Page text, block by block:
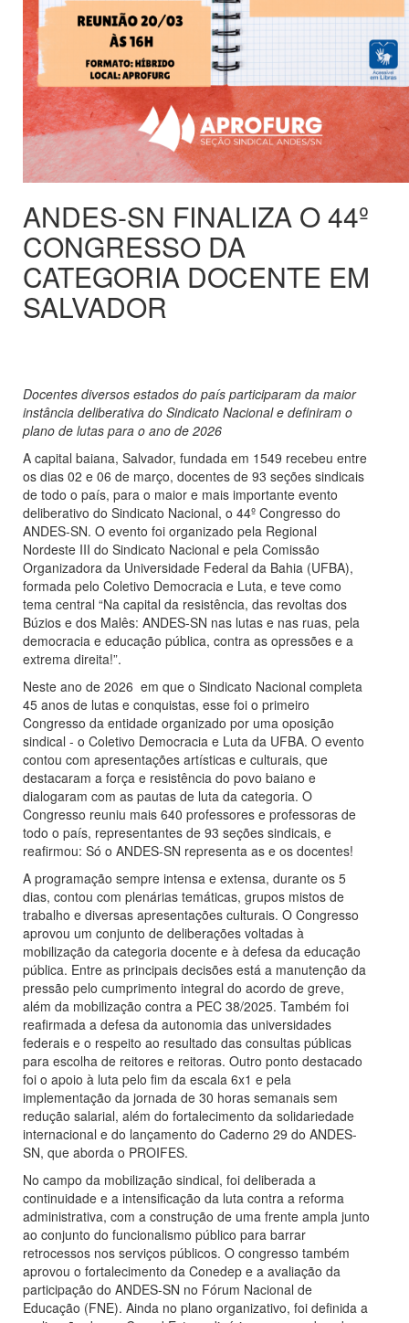
ANDES-SN FINALIZA O 44º
CONGRESSO DA
CATEGORIA DOCENTE EM
SALVADOR
Docentes diversos estados do país participaram da maior
instância deliberativa do Sindicato Nacional e definiram o
plano de lutas para o ano de 2026
A capital baiana, Salvador, fundada em 1549 recebeu entre
os dias 02 e 06 de março, docentes de 93 seções sindicais
de todo o país, para o maior e mais importante evento
deliberativo do Sindicato Nacional, o 44º Congresso do
ANDES-SN. O evento foi organizado pela Regional
Nordeste III do Sindicato Nacional e pela Comissão
Organizadora da Universidade Federal da Bahia (UFBA),
formada pelo Coletivo Democracia e Luta, e teve como
tema central “Na capital da resistência, das revoltas dos
Búzios e dos Malês: ANDES-SN nas lutas e nas ruas, pela
democracia e educação pública, contra as opressões e a
extrema direita!”.
Neste ano de 2026 em que o Sindicato Nacional completa
45 anos de lutas e conquistas, esse foi o primeiro
Congresso da entidade organizado por uma oposição
sindical - o Coletivo Democracia e Luta da UFBA. O evento
contou com apresentações artísticas e culturais, que
destacaram a força e resistência do povo baiano e
dialogaram com as pautas de luta da categoria. O
Congresso reuniu mais 640 professores e professoras de
todo o país, representantes de 93 seções sindicais, e
reafirmou: Só o ANDES-SN representa as e os docentes!
A programação sempre intensa e extensa, durante os 5
dias, contou com plenárias temáticas, grupos mistos de
trabalho e diversas apresentações culturais. O Congresso
aprovou um conjunto de deliberações voltadas à
mobilização da categoria docente e à defesa da educação
pública. Entre as principais decisões está a manutenção da
pressão pelo cumprimento integral do acordo de greve,
além da mobilização contra a PEC 38/2025. Também foi
reafirmada a defesa da autonomia das universidades
federais e o respeito ao resultado das consultas públicas
para escolha de reitores e reitoras. Outro ponto destacado
foi o apoio à luta pelo fim da escala 6x1 e pela
implementação da jornada de 30 horas semanais sem
redução salarial, além do fortalecimento da solidariedade
internacional e do lançamento do Caderno 29 do ANDES-
SN, que aborda o PROIFES.
No campo da mobilização sindical, foi deliberada a
continuidade e a intensificação da luta contra a reforma
administrativa, com a construção de uma frente ampla junto
ao conjunto do funcionalismo público para barrar
retrocessos nos serviços públicos. O congresso também
aprovou o fortalecimento da Conedep e a avaliação da
participação do ANDES-SN no Fórum Nacional de
Educação (FNE). Ainda no plano organizativo, foi definida a